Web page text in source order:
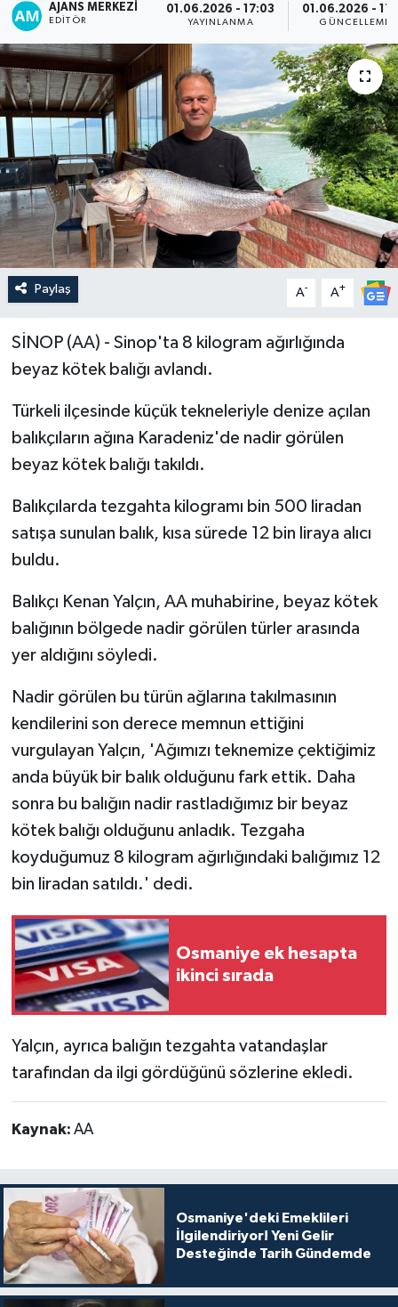
AJANS MERKEZI
EDITÖR
01.06.2026 - 17:03
YAYINLANMA
01.06.2026 -
GÜNCELLEME
Paylaş A- A+
SİNOP (AA) - Sinop'ta 8 kilogram ağırlığında
beyaz kötek balığı avlandı.
Türkeli ilçesinde küçük tekneleriyle denize açılan
balıkçıların ağına Karadeniz'de nadir görülen
beyaz kötek balığı takıldı.
Balıkçılarda tezgahta kilogramı bin 500 liradan
satışa sunulan balık, kısa sürede 12 bin liraya alıcı
buldu.
Balıkçı Kenan Yalçın, AA muhabirine, beyaz kötek
balığının bölgede nadir görülen türler arasında
yer aldığını söyledi.
Nadir görülen bu türün ağlarına takılmasının
kendilerini son derece memnun ettiğini
vurgulayan Yalçın, 'Ağımızı teknemize çektiğimiz
anda büyük bir balık olduğunu fark ettik. Daha
sonra bu balığın nadir rastladığımız bir beyaz
kötek balığı olduğunu anladık. Tezgaha
koyduğumuz 8 kilogram ağırlığındaki balığımız 12
bin liradan satıldı.' dedi.
Osmaniye ek hesapta
ikinci sırada
Yalçın, ayrıca balığın tezgahta vatandaşlar
tarafından da ilgi gördüğünü sözlerine ekledi.
Kaynak: AA
Osmaniye'deki Emeklileri
İlgilendiriyor! Yeni Gelir
Desteğinde Tarih Gündemde